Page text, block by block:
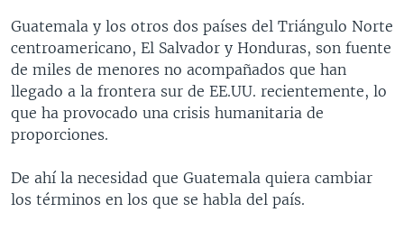
Guatemala y los otros dos países del Triángulo Norte
centroamericano, El Salvador y Honduras, son fuente
de miles de menores no acompañados que han
llegado a la frontera sur de EE.UU. recientemente, lo
que ha provocado una crisis humanitaria de
proporciones.
De ahí la necesidad que Guatemala quiera cambiar
los términos en los que se habla del país.